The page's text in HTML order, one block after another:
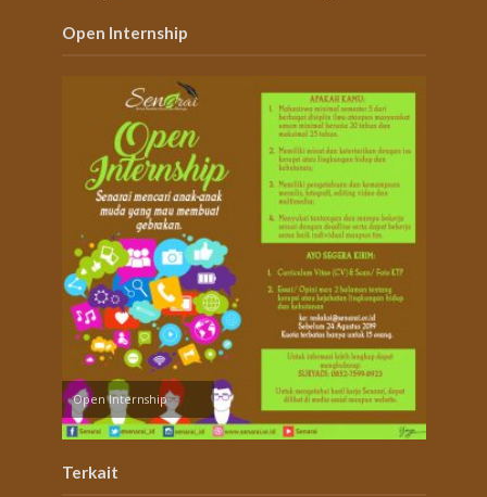
Open Internship
Open Internship
Terkait